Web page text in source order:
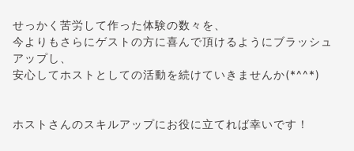
せっかく苦労して作った体験の数々を、
今よりもさらにゲストの方に喜んで頂けるようにブラッシュ
アップし、
安心してホストとしての活動を続けていきませんか(*^^*)
ホストさんのスキルアップにお役に立てれば幸いです！